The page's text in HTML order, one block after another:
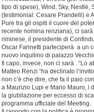
tipo di spese), Wind, Sky,
(testimonial: Cesare Prandelli) e
Pure tra gli ospiti il cuore del
recente nomina renziana), ci
riminese, il presidente di
Oscar Farinetti parteciperà a un
nuovo inquilino di palazzo
Il capo, invece, non ci sarà .
Matteo Renzi “ha declinato
non c’è che dire, che fa il paio
a Maurizio Lupi e Mario Mauro, i
la giubilazione per eccesso di
programma ufficiale del Meeting.